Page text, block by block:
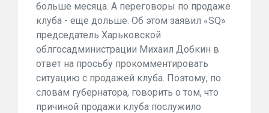
больше месяца. А переговоры по продаже
клуба - еще дольше. Об этом заявил «SQ»
председатель Харьковской
облгосадминистрации Михаил Добкин в
ответ на просьбу прокомментировать
ситуацию с продажей клуба. Поэтому, по
словам губернатора, говорить о том, что
причиной продажи клуба послужило